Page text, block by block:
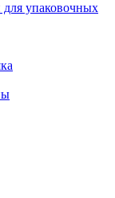
упаковочных